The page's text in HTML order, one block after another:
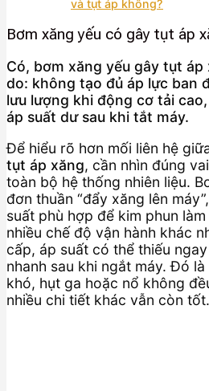
và tụt áp không?
Bơm xăng yếu có gây tụt áp
Có, bơm xăng yếu gây tụt
do: không tạo đủ áp lực ban
lưu lượng khi động cơ tải
áp suất dư sau khi tắt máy.
Để hiểu rõ hơn mối liên hệ
tụt áp xăng, cần nhìn đúng
toàn bộ hệ thống nhiên liệu.
đơn thuần “đẩy xăng lên
suất phù hợp để kim phun
nhiều chế độ vận hành khác
cấp, áp suất có thể thiếu
nhanh sau khi ngắt máy. Đó
khó, hụt ga hoặc nổ không
nhiều chi tiết khác vẫn còn tốt.